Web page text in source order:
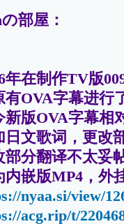
部屋：
年在制作TV版
有OVA字幕进行
新版OVA字幕相
日文歌词，更改
部分翻译不太妥
内嵌版MP4，外
nyaa.si/view/
acg.rip/t/